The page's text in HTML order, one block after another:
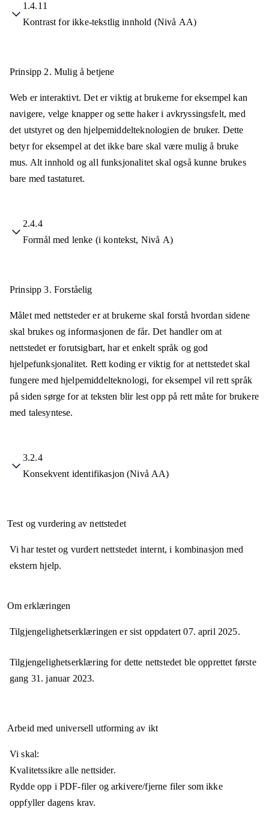
1.4.11
Kontrast for ikke-tekstlig innhold (Nivå AA)
Prinsipp 2. Mulig å betjene
Web er interaktivt. Det er viktig at brukerne for eksempel kan
navigere, velge knapper og sette haker i avkryssingsfelt, med
det utstyret og den hjelpemiddelteknologien de bruker. Dette
betyr for eksempel at det ikke bare skal være mulig å bruke
mus. Alt innhold og all funksjonalitet skal også kunne brukes
bare med tastaturet.
2.4.4
Formål med lenke (i kontekst, Nivå A)
Prinsipp 3. Forståelig
Målet med nettsteder er at brukerne skal forstå hvordan sidene
skal brukes og informasjonen de får. Det handler om at
nettstedet er forutsigbart, har et enkelt språk og god
hjelpefunksjonalitet. Rett koding er viktig for at nettstedet skal
fungere med hjelpemiddelteknologi, for eksempel vil rett språk
på siden sørge for at teksten blir lest opp på rett måte for brukere
med talesyntese.
3.2.4
Konsekvent identifikasjon (Nivå AA)
Test og vurdering av nettstedet
Vi har testet og vurdert nettstedet internt, i kombinasjon med
ekstern hjelp.
Om erklæringen
Tilgjengelighetserklæringen er sist oppdatert07. april 2025.
Tilgjengelighetserklæring for dette nettstedet ble opprettet første
gang 31. januar 2023.
Arbeid med universell utforming av ikt
Vi skal:
Kvalitetssikre alle nettsider.
Rydde opp i PDF-filer og arkivere/fjerne filer som ikke
oppfyller dagens krav.